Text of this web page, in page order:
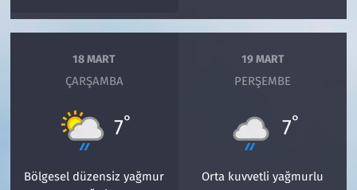
18 MART
ÇARŞAMBA
7°
Bölgesel düzensiz yağmur
19 MART
PERŞEMBE
7°
Orta kuvvetli yağmurlu